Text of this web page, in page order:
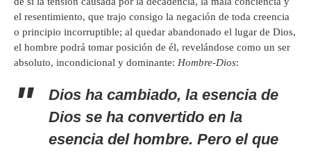
el resentimiento, que trajo consigo la negación de toda creencia
o principio incorruptible; al quedar abandonado el lugar de Dios,
el hombre podrá tomar posición de él, revelándose como un ser
absoluto, incondicional y dominante: Hombre-Dios:
Dios ha cambiado, la esencia de
Dios se ha convertido en la
esencia del hombre. Pero el que